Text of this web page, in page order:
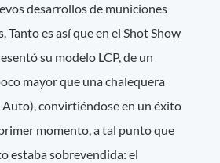
desarrollos de municiones
Tanto es así que en el Shot Show
su modelo LCP, de un
mayor que una chalequera
Auto), convirtiéndose en un éxito
momento, a tal punto que
estaba sobrevendida: el